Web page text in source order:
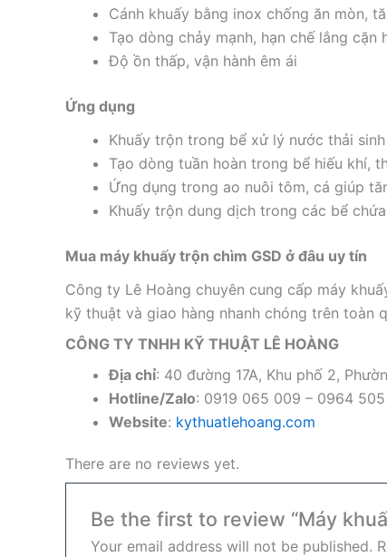
Cánh khuấy bằng inox chống ăn mòn,
Tạo dòng chảy mạnh, hạn chế lắng cặn
Độ ồn thấp, vận hành êm ái
Ứng dụng
Khuấy trộn trong bể xử lý nước thải
Tạo dòng tuần hoàn trong bể hiếu khí,
Ứng dụng trong ao nuôi tôm, cá giúp
Khuấy trộn dung dịch trong các bể
Mua máy khuấy trộn chìm GSD ở đâu uy tín
Công ty Lê Hoàng chuyên cung cấp máy
kỹ thuật và giao hàng nhanh chóng trên
CÔNG TY TNHH KỸ THUẬT LÊ HOÀNG
Địa chỉ: 40 đường 17A, Khu phố 2,
Hotline/Zalo: 0919 065 009 – 0964
Website: kythuatlehoang.com
There are no reviews yet.
Be the first to review “Máy
Your email address will not be published.